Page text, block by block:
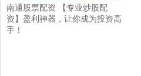
南通股票配资 【专业炒股配
资】盈利神器，让你成为投资高
手！